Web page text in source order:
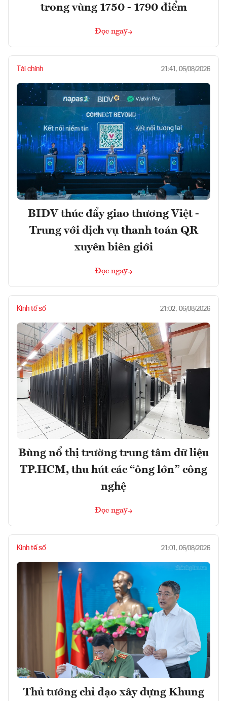
trong vùng 1750 - 1790 điểm
Đọc ngay
Tài chính 21:41, 06/08/2026
BIDV thúc đẩy giao thương Việt -
Trung với dịch vụ thanh toán QR
xuyên biên giới
Đọc ngay
Kinh tế số 21:02, 06/08/2026
Bùng nổ thị trường trung tâm dữ liệu
TP.HCM, thu hút các “ông lớn” công
nghệ
Đọc ngay
Kinh tế số 21:01, 06/08/2026
Thủ tướng chỉ đạo xây dựng Khung